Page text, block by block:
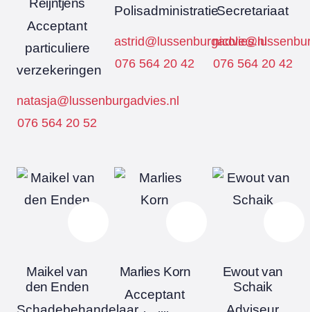
Acceptant
particuliere
verzekeringen
natasja@lussenburgadvies.nl
076 564 20 52
Polisadministratie
astrid@lussenburgadvies.nl
076 564 20 42
Secretariaat
076 564 20 42
Maikel van
den Enden
Marlies Korn
Acceptant
Ewout van
Schaik